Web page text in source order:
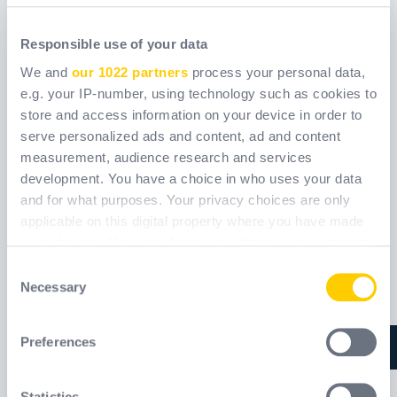
Responsible use of your data
We and our 1022 partners process your personal data,
e.g. your IP-number, using technology such as cookies to
store and access information on your device in order to
serve personalized ads and content, ad and content
measurement, audience research and services
development. You have a choice in who uses your data
and for what purposes. Your privacy choices are only
applicable on this digital property where you have made
the Privacy trigger icon.
Selection
Necessary
Preferences
podpora na míru
pro naše
zákazníky
S cílem doporučit osobní
ochranné pracovní
prostředky, které jsou
dokonale přizpůsobeny
potřebám uživatelů,
zavedla společnost Delta
Plus pro své zákazníky
partner pro
techniky větrných
turbín
Údržba větrných turbín s
sebou nese značná rizika:
Delta Plus podporuje
profesionály.
Produkty,Odbornost Odbornost